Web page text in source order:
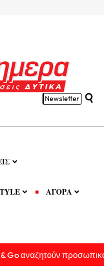
Newsletter
ΑΓΟΡΑ
Go αναζητούν